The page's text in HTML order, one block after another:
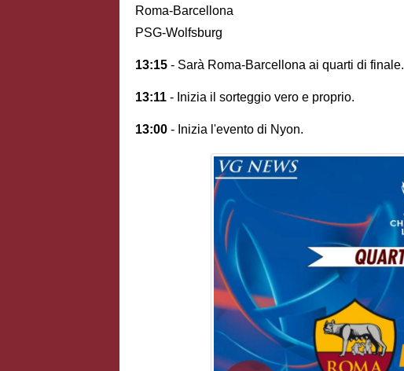
Roma-Barcellona
PSG-Wolfsburg
13:15 - Sarà Roma-Barcellona ai quarti di finale.
13:11 - Inizia il sorteggio vero e proprio.
13:00 - Inizia l'evento di Nyon.